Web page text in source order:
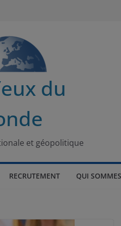
du
et géopolitique
RECRUTEMENT QUI